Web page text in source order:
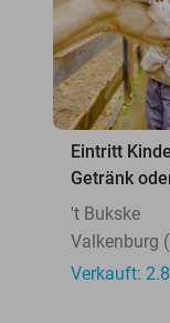
Eintritt
Getränk
't Bukske
Valkenburg
Verkauft: